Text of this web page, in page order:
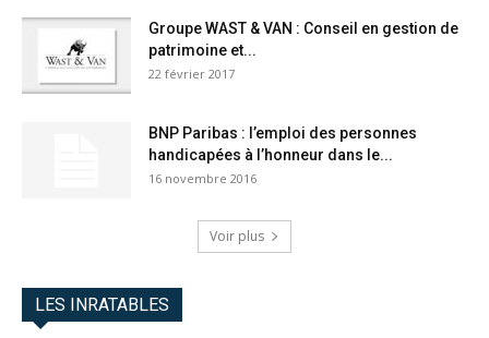
Groupe WAST & VAN : Conseil en gestion de
patrimoine et...
22 février 2017
BNP Paribas : l’emploi des personnes
handicapées à l’honneur dans le...
16 novembre 2016
Voir plus
LES INRATABLES